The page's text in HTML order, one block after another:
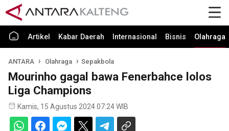
Artikel Kabar Daerah Internasional Bisnis Olahraga
ANTARA Olahraga Sepakbola
Mourinho gagal bawa Fenerbahce lolos
Liga Champions
Kamis, 15 Agustus 2024 07:24 WIB